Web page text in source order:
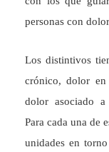
personas con
Los distintivos
crónico, dolor en
dolor asociado
Para cada una de
unidades en